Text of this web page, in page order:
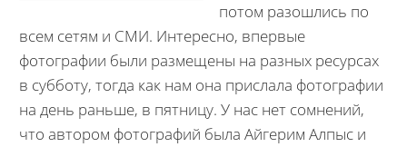
потом разошлись по
всем сетям и СМИ. Интересно, впервые
фотографии были размещены на разных ресурсах
в субботу, тогда как нам она прислала фотографии
на день раньше, в пятницу. У нас нет сомнений,
что автором фотографий была Айгерим Алпыс и